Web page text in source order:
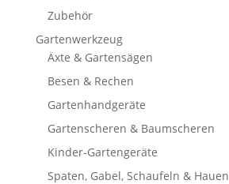
Zubehör
Gartenwerkzeug
Äxte & Gartensägen
Besen & Rechen
Gartenhandgeräte
Gartenscheren & Baumscheren
Kinder-Gartengeräte
Spaten, Gabel, Schaufeln & Hauen